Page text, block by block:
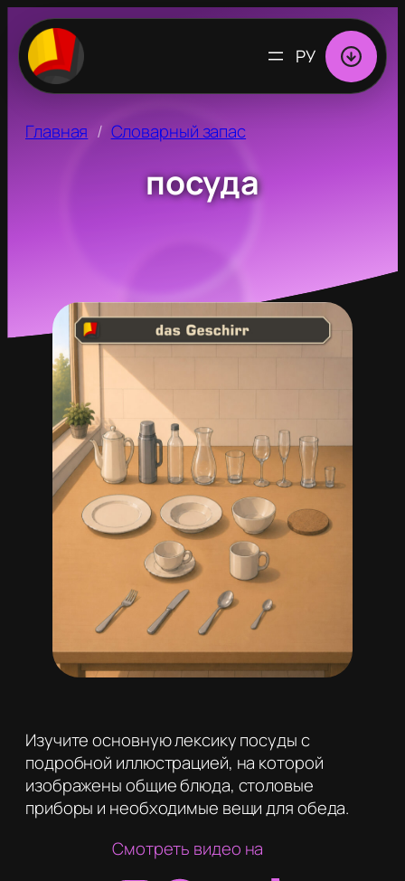
ВЫБРАТЬ
ЯЗЫК
Главная Словарный запас
посуда
Изучите основную лексику посуды с
подробной иллюстрацией, на которой
изображены общие блюда, столовые
приборы и необходимые вещи для обеда.
Смотреть видео на